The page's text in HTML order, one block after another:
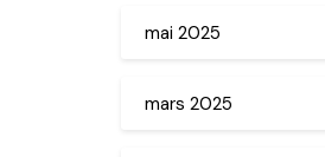
mai 2025
mars 2025